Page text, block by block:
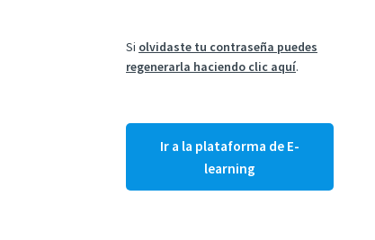
Si olvidaste tu contraseña puedes
regenerarla haciendo clic aquí.
Ir a la plataforma de E-
learning